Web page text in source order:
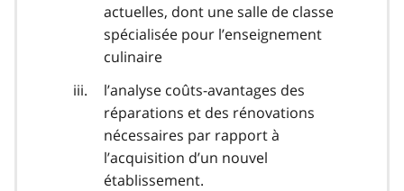
actuelles, dont une salle de classe
spécialisée pour l’enseignement
culinaire
l’analyse coûts-avantages des
réparations et des rénovations
nécessaires par rapport à
l’acquisition d’un nouvel
établissement.